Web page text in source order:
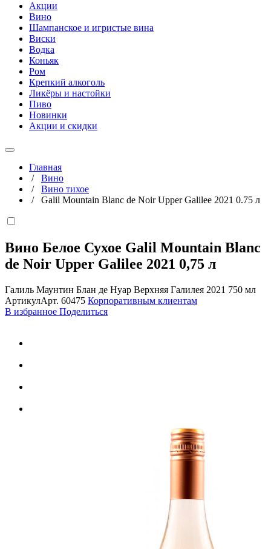
Акции
Вино
Шампанское и игристые вина
Виски
Водка
Коньяк
Ром
Крепкий алкоголь
Ликёры и настойки
Пиво
Новинки
Акции и скидки
Главная
/ Вино
/ Вино тихое
/ Galil Mountain Blanc de Noir Upper Galilee 2021 0.75 л
Вино Белое Сухое Galil Mountain Blanc
de Noir Upper Galilee 2021 0,75 л
Галиль Маунтин Блан де Нуар Верхняя Галилея 2021 750 мл
АртикулАрт. 60475 Корпоративным клиентам
В избранное Поделиться